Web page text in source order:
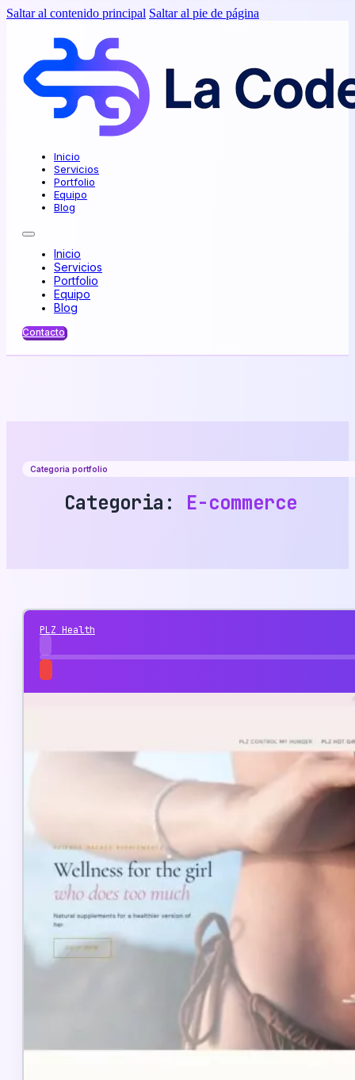
Saltar al contenido principal Saltar al pie de página
Inicio
Servicios
Portfolio
Equipo
Blog
Inicio
Servicios
Portfolio
Equipo
Blog
Contacto
Categoria portfolio
Categoria: E-commerce
PLZ Health